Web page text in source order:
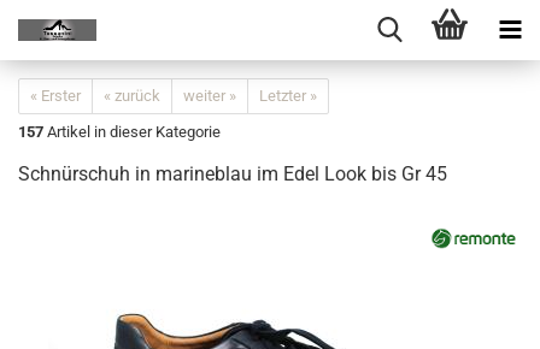
« Erster « zurück weiter »
Letzter »
157 Artikel in dieser Kategorie
Schnürschuh in marineblau im Edel Look bis Gr 45